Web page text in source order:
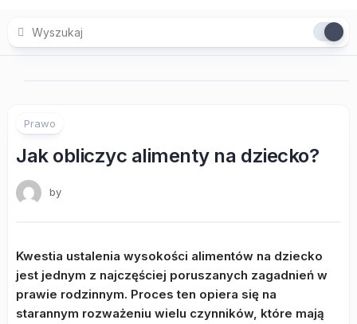
content
Prawo
Jak obliczyc alimenty na dziecko?
by
Kwestia ustalenia wysokości alimentów na dziecko
jest jednym z najczęściej poruszanych zagadnień w
prawie rodzinnym. Proces ten opiera się na
starannym rozważeniu wielu czynników, które mają